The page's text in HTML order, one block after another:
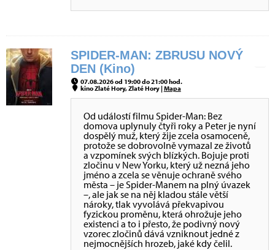
SPIDER-MAN: ZBRUSU NOVÝ
DEN (Kino)
07.08.2026 od 19:00 do 21:00 hod.
kino Zlaté Hory, Zlaté Hory |Mapa
Od událostí filmu Spider-Man: Bez
domova uplynuly čtyři roky a Peter je nyní
dospělý muž, který žije zcela osamoceně,
protože se dobrovolně vymazal ze životů
a vzpomínek svých blízkých. Bojuje proti
zločinu v New Yorku, který už nezná jeho
jméno a zcela se věnuje ochraně svého
města – je Spider-Manem na plný úvazek
–, ale jak se na něj kladou stále větší
nároky, tlak vyvolává překvapivou
fyzickou proměnu, která ohrožuje jeho
existenci a to i přesto, že podivný nový
vzorec zločinů dává vzniknout jedné z
nejmocnějších hrozeb, jaké kdy čelil.